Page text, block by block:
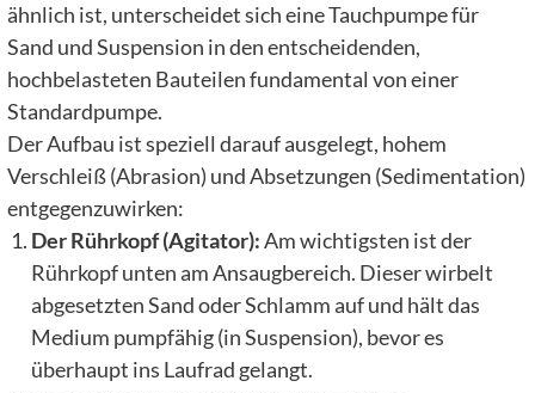
ähnlich ist, unterscheidet sich eine Tauchpumpe für
Sand und Suspension in den entscheidenden,
hochbelasteten Bauteilen fundamental von einer
Standardpumpe.
Der Aufbau ist speziell darauf ausgelegt, hohem
Verschleiß (Abrasion) und Absetzungen (Sedimentation)
entgegenzuwirken:
Der Rührkopf (Agitator):Am wichtigsten ist der
Rührkopf unten am Ansaugbereich. Dieser wirbelt
abgesetzten Sand oder Schlamm auf und hält das
Medium pumpfähig (in Suspension), bevor es
überhaupt ins Laufrad gelangt.